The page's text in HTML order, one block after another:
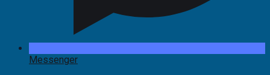
Messenger